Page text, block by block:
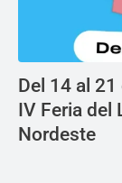
Del 14 al
IV Feria del
Nordeste